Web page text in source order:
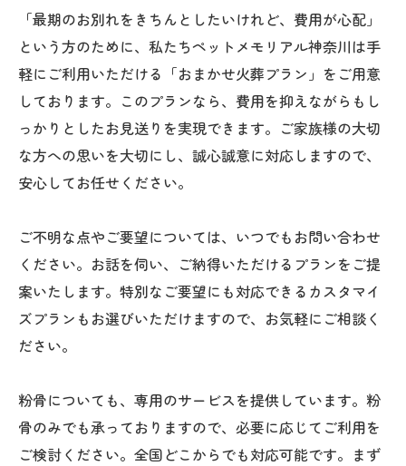
「最期のお別れをきちんとしたいけれど、費用が心配」
という方のために、私たちペットメモリアル神奈川は手
軽にご利用いただける「おまかせ火葬プラン」をご用意
しております。このプランなら、費用を抑えながらもし
っかりとしたお見送りを実現できます。ご家族様の大切
な方への思いを大切にし、誠心誠意に対応しますので、
安心してお任せください。
ご不明な点やご要望については、いつでもお問い合わせ
ください。お話を伺い、ご納得いただけるプランをご提
案いたします。特別なご要望にも対応できるカスタマイ
ズプランもお選びいただけますので、お気軽にご相談く
ださい。
粉骨についても、専用のサービスを提供しています。粉
骨のみでも承っておりますので、必要に応じてご利用を
ご検討ください。全国どこからでも対応可能です。まず